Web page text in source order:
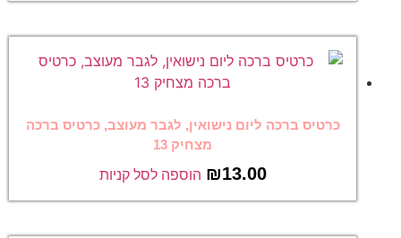
כרטיס ברכה ליום נישואין, לגבר מעוצב, כרטיס ברכה
מצחיק 13
₪13.00 הוספה לסל קניות